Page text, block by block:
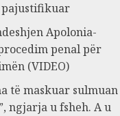
pajustifikuar
Apolonia-
penal për
(VIDEO)
të maskuar sulmuan
ngjarja u fsheh. A u